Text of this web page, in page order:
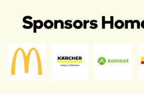
Sponsors